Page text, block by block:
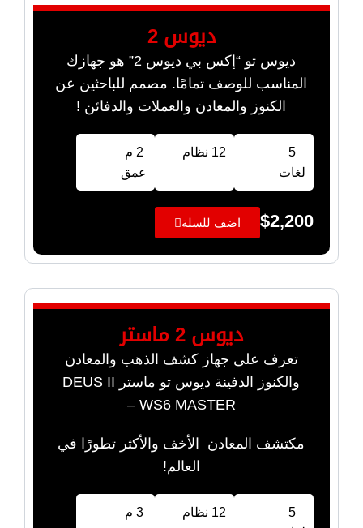
ديوس 2
ديوس تو “إكس بي ديوس 2” هو جهازك
المناسب للوصف تمامًا. مصمم للباحثين عن
الكنوز والمعادن والعملات والدفائن !
5
لغات
12 نظام
2 م
عمق
$2,200 اضف للسلة
ديوس 2 ماستر
تعرف على جهاز كشف الذهب والمعادن
والكنوز الدفينة ديوس تو ماستر DEUS II
WS6 MASTER –
مكتشف المعادن الأخف والأكثر تطورًا في
العالم!
5
12 نظام
3 م